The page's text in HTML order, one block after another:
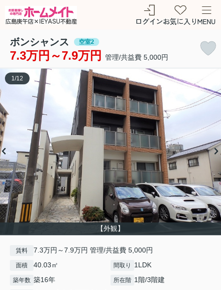
ログインお気に入りMENU
ボンシャンス 空室2
7.3万円～7.9万円 管理/共益費 5,000円
【外観】
1 /12
賃料 7.3万円～7.9万円 管理/共益費 5,000円
面積 40.03㎡ 間取り 1LDK
築年数 築16年 所在階 1階/3階建